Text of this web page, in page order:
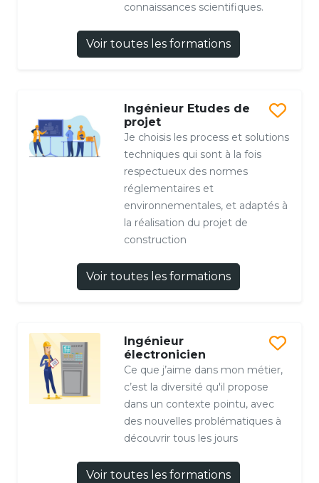
connaissances scientifiques.
Voir toutes les formations
Ingénieur Etudes de
projet
Je choisis les process et solutions
techniques qui sont à la fois
respectueux des normes
réglementaires et
environnementales, et adaptés à
la réalisation du projet de
construction
Voir toutes les formations
Ingénieur
électronicien
Ce que j’aime dans mon métier,
c’est la diversité qu'il propose
dans un contexte pointu, avec
des nouvelles problématiques à
découvrir tous les jours
Voir toutes les formations